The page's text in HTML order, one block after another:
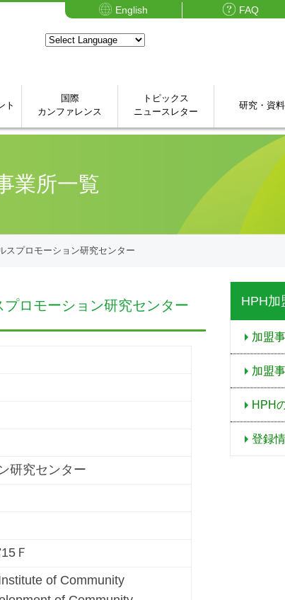
FAQ
English
ト
国際
カンファレンス
トピックス
ニュースレター
研究・資料
業所一覧
プロモーション研究センター
ロモーション研究センター
研究センター
Ｆ
of Community
HPH加
加盟
加盟
HPH
登録